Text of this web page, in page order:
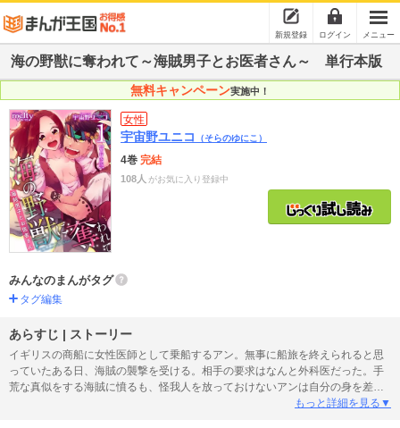
新規登録 ログイン メニュー
海の野獣に奪われて～海賊男子とお医者さん～ 単行本版
無料キャンペーン実施中！
女性
宇宙野ユニコ （そらのゆにこ）
4巻 完結
108人 がお気に入り登録中
みんなのまんがタグ
タグ編集
あらすじ | ストーリー
イギリスの商船に女性医師として乗船するアン。無事に船旅を終えられると思
っていたある日、海賊の襲撃を受ける。相手の要求はなんと外科医だった。手
荒な真似をする海賊に憤るも、怪我人を放っておけないアンは自分の身を差し
出す決断をする。しかし女だと知られると無事では済まされない…アンは男装
もっと詳細を見る▼